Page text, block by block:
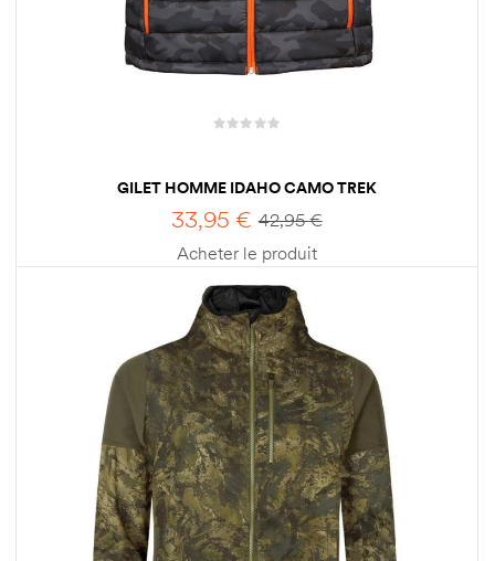
GILET HOMME IDAHO CAMO TREK
42,95€
33,95€
Acheter le produit